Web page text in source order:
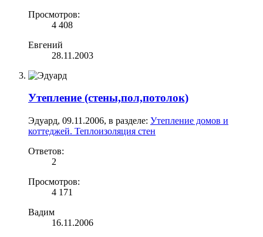
Просмотров:
4 408
Евгений
28.11.2003
Утепление (стены,пол,потолок)
Эдуард, 09.11.2006, в разделе: Утепление домов и
коттеджей. Теплоизоляция стен
Ответов:
2
Просмотров:
4 171
Вадим
16.11.2006